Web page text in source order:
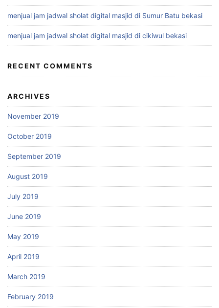
menjual jam jadwal sholat digital masjid di Sumur Batu bekasi
menjual jam jadwal sholat digital masjid di cikiwul bekasi
RECENT COMMENTS
ARCHIVES
November 2019
October 2019
September 2019
August 2019
July 2019
June 2019
May 2019
April 2019
March 2019
February 2019